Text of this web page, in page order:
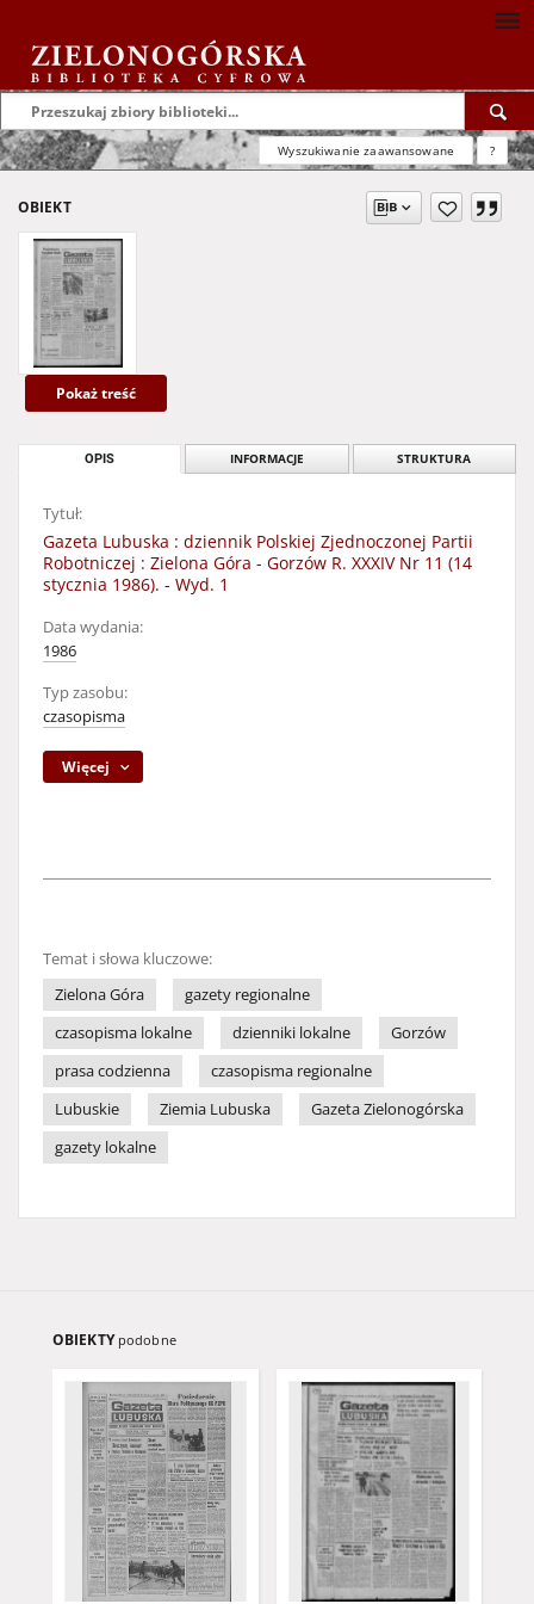
Wyszukiwanie zaawansowane ?
OBIEKT
Pokaż treść
OPIS INFORMACJE STRUKTURA
Tytuł:
Gazeta Lubuska : dziennik Polskiej Zjednoczonej Partii
Robotniczej : Zielona Góra - Gorzów R. XXXIV Nr 11 (14
stycznia 1986). - Wyd. 1
Data wydania:
1986
Typ zasobu:
czasopisma
Więcej
Temat i słowa kluczowe:
Zielona Góra
gazety regionalne
czasopisma lokalne
dzienniki lokalne
Gorzów
prasa codzienna
czasopisma regionalne
Lubuskie
Ziemia Lubuska
Gazeta Zielonogórska
gazety lokalne
OBIEKTY podobne